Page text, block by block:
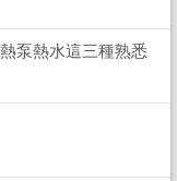
泵熱水這三種熟悉